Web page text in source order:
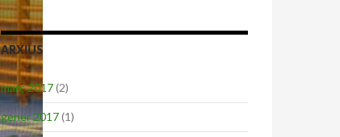
ARXIUS
març 2017(2)
gener 2017(1)